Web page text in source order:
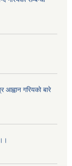
आह्वान गरियको बारे